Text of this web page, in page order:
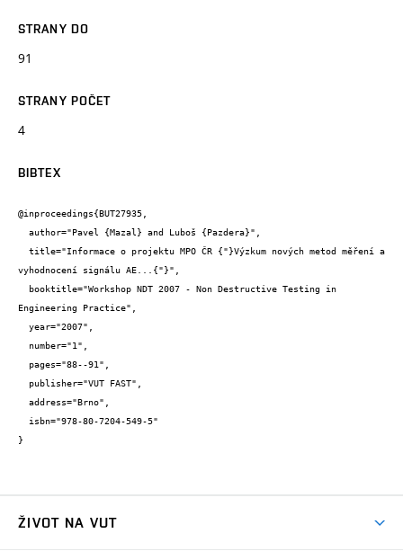
STRANY DO
91
STRANY POČET
4
BIBTEX
@inproceedings{BUT27935,
vyhodnocení signálu AE...{"}",
Engineering Practice",
}
ŽIVOT NA VUT